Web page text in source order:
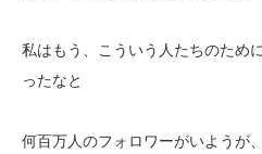
私はもう、こういう人たちのため
ったなと
何百万人のフォロワーがいようが